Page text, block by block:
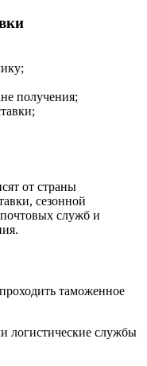
получения;
от страны
сезонной
служб и
таможенное
логистические службы